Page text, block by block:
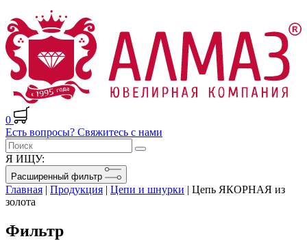
0
Есть вопросы? Свяжитесь с нами
Я ИЩУ:
Расширенный фильтр
Главная | Продукция | Цепи и шнурки | Цепь ЯКОРНАЯ из
золота
Фильтр